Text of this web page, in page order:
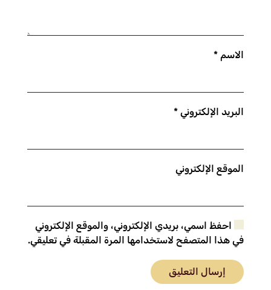
الاسم *
البريد الإلكتروني *
الموقع الإلكتروني
احفظ اسمي، بريدي الإلكتروني، والموقع الإلكتروني
في هذا المتصفح لاستخدامها المرة المقبلة في تعليقي.
إرسال التعليق